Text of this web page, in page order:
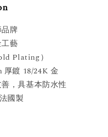
牌
藝
Plating）
鍍 18/24K 金
，具基本防水性
國製